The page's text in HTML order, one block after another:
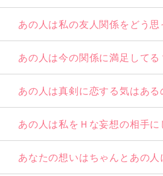
あの人は私の友人関係をどう思
あの人は今の関係に満足してる
あの人は真剣に恋する気はある
あの人は私をＨな妄想の相手に
あなたの想いはちゃんとあの人